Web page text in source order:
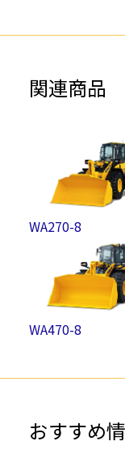
関連商品
WA270-8
WA470-8
おすすめ